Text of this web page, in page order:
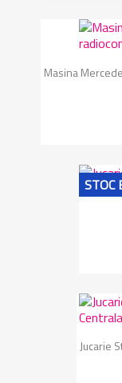
Masina
STOC
Jucarie